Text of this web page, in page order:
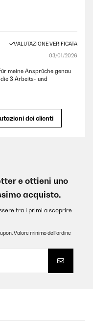
VALUTAZIONE VERIFICATA
03/01/2026
meine Ansprüche genau
3 Arbeits- und
l’orologio sempre
dei clienti
e ottieni uno
acquisto.
tra i primi a scoprire
Valore minimo dell’ordine